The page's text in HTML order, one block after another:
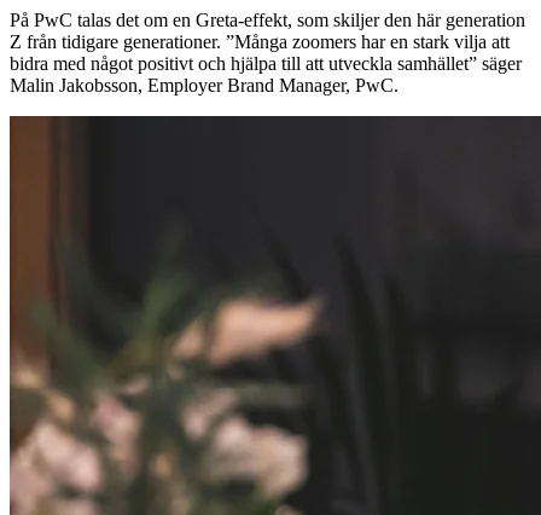
På PwC talas det om en Greta-effekt, som skiljer den här generation
Z från tidigare generationer. ”Många zoomers har en stark vilja att
bidra med något positivt och hjälpa till att utveckla samhället” säger
Malin Jakobsson, Employer Brand Manager, PwC.